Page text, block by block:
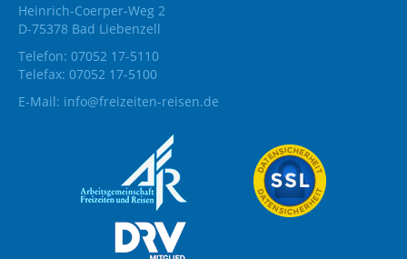
Heinrich-Coerper-Weg 2
D-75378 Bad Liebenzell
Telefon: 07052 17-5110
Telefax: 07052 17-5100
E-Mail: info@freizeiten-reisen.de